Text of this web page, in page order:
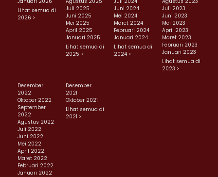
Lihat semua di
2026 >
Juli 2025
Juni 2025
Mei 2025
April 2025
Januari 2025
Lihat semua di
2025 >
Juni 2024
Mei 2024
Maret 2024
Februari 2024
Januari 2024
Lihat semua di
2024 >
Juli 2023
Juni 2023
Mei 2023
April 2023
Maret 2023
Februari 2023
Januari 2023
Lihat semua di
2023 >
Desember
2022
Oktober 2022
September
2022
Agustus 2022
Juli 2022
Juni 2022
Mei 2022
April 2022
Maret 2022
Februari 2022
Januari 2022
Desember
2021
Oktober 2021
Lihat semua di
2021 >